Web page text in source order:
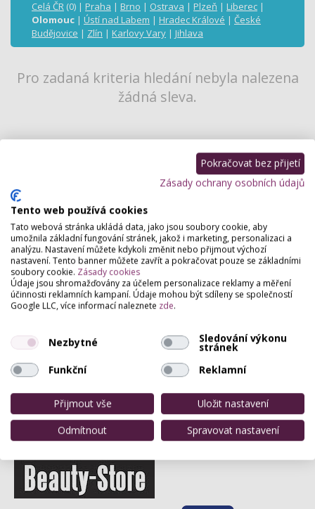
Celá ČR (0) | Praha | Brno | Ostrava | Plzeň | Liberec |
Olomouc | Ústí nad Labem | Hradec Králové | České
Budějovice | Zlín | Karlovy Vary | Jihlava
Pro zadaná kriteria hledání nebyla nalezena
žádná sleva.
Staňte se naším partnerem
Pokračovat bez přijetí
Zásady ochrany osobních údajů
Tento web používá cookies
Tato webová stránka ukládá data, jako jsou soubory cookie, aby
umožnila základní fungování stránek, jakož i marketing, personalizaci a
analýzu. Nastavení můžete kdykoli změnit nebo přijmout výchozí
nastavení. Tento banner můžete zavřít a pokračovat pouze se základními
soubory cookie. Zásady cookies
Údaje jsou shromažďovány za účelem personalizace reklamy a měření
účinnosti reklamních kampaní. Údaje mohou být sdíleny se společností
Google LLC, více informací naleznete zde.
Nezbytné Sledování výkonu
stránek
Funkční
Reklamní
Přijmout vše
Uložit nastavení
Odmítnout
Spravovat nastavení